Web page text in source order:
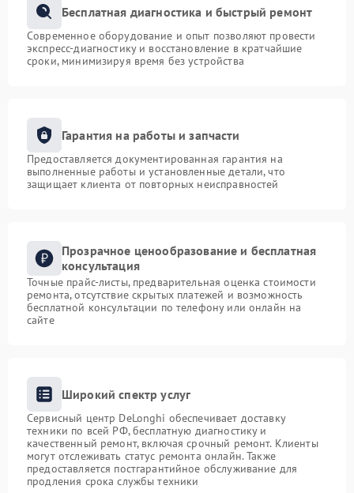
Бесплатная диагностика и быстрый ремонт
Современное оборудование и опыт позволяют провести
экспресс-диагностику и восстановление в кратчайшие
сроки, минимизируя время без устройства
Гарантия на работы и запчасти
Предоставляется документированная гарантия на
выполненные работы и установленные детали, что
защищает клиента от повторных неисправностей
Прозрачное ценообразование и бесплатная
консультация
Точные прайс-листы, предварительная оценка стоимости
ремонта, отсутствие скрытых платежей и возможность
бесплатной консультации по телефону или онлайн на
сайте
Широкий спектр услуг
Сервисный центр DeLonghi обеспечивает доставку
техники по всей РФ, бесплатную диагностику и
качественный ремонт, включая срочный ремонт. Клиенты
могут отслеживать статус ремонта онлайн. Также
предоставляется постгарантийное обслуживание для
продления срока службы техники